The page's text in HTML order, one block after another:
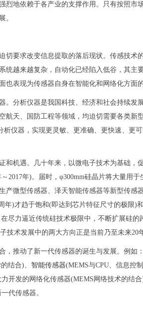
烈地依赖于各产业的支撑作用。只有按照市
。
切要求改变信息提取的落后现状。传感技术
统越来越复杂，自动化已经陷入低谷，其主
表现为传感器自身在智能化和网络化方面
。分析仪器是我国科技、经济和社会持续发
航天、国防工程等领域，均迫切需要各类新
仪器，实现更灵敏、更准确、更快速、更
和机遇。几十年来，以微电子技术为基础，
2017年)。届时，φ300mm硅晶片将大量用
产微型传感器、泽天智能传感器等新型传感
年)才趋于饱和(即达到芯片特征尺寸的极限)
尽力逼近传统硅技术极限中，不断扩展硅
技术发展中的两大方向正是当前乃至未来20
，推动了新一代传感器的诞生与发展。例如
结合)、 智能传感器(MEMS与CPU、信息控
开发的网络化传感器(MEMS网络技术的结
代传感器。